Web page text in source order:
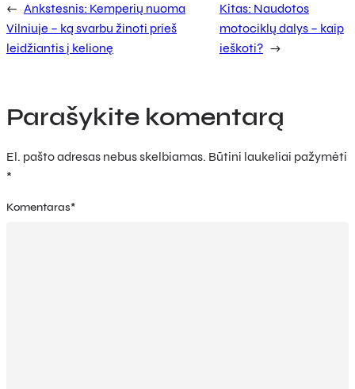
← Ankstesnis: Kemperių nuoma
Vilniuje – ką svarbu žinoti prieš
leidžiantis į kelionę
Kitas: Naudotos
motociklų dalys – kaip
ieškoti? →
Parašykite komentarą
El. pašto adresas nebus skelbiamas. Būtini laukeliai pažymėti
*
Komentaras*